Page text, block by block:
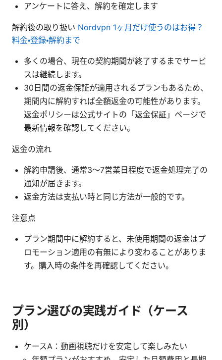
アンケートに答え、解約を確定します
解約後の取り扱い Nordvpn 1ヶ月だけ使うのはお得？
料金・登録・解約まで
多くの場合、現在の契約期間が終了するまでサービ
スは継続します。
30日間の返金保証が適用されるプランもあるため、
期間内に解約すれば全額返金の可能性があります。
返金ポリシーは公式サイトの「返金保証」ページで
最新情報を確認してください。
返金の流れ
解約申請後、通常3～7営業日程度で返金処理完了の
通知が届きます。
返金方法は支払い時と同じ方法が一般的です。
注意点
プラン期間中に解約すると、未使用期間の返金はプ
ロモーション適用の有無により変わることがありま
す。購入時の条件を再確認してください。
プラン選びの実践ガイド（ケース
別）
ケースA：動画視聴だけを安定して楽しみたい